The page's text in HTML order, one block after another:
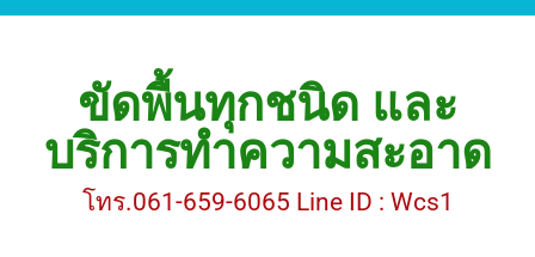
ขัดพื้นหินขัด อบต.แหลมบัวนครปฐม
ขัดพื้นหินอ่อน โทร.0616596065 ไลน์ WCS1
บทความ : การดูแลรักษาพื้นหินขัด
ขัดพื้นทุกชนิด และ
บริการทำความสะอาด
โทร.061-659-6065 Line ID : Wcs1